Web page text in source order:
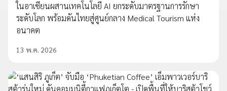
ในอาเซียนผสานเทคโนโลยี AI ยกระดับมาตรฐานการรักษา
ระดับโลก พร้อมดันไทยสู่ศูนย์กลาง Medical Tourism แห่ง
อนาคต
13 พ.ค. 2026